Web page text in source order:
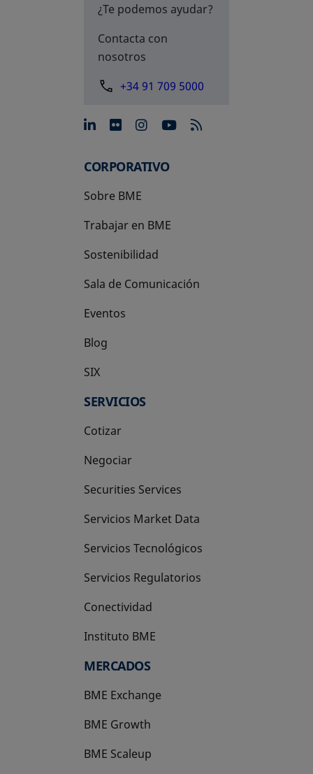
¿Te podemos ayudar?
Contacta con
nosotros
+34 91 709 5000
se abre en una pestaña
se abre en una pestaña
se abre en una
se abre en una
CORPORATIVO
Sobre BME
Trabajar en BME
Sostenibilidad
Sala de Comunicación
Eventos
Blog
SIX
se abre en una pestaña nueva
SERVICIOS
Cotizar
Negociar
Securities Services
Servicios Market Data
Servicios Tecnológicos
Servicios Regulatorios
Conectividad
Instituto BME
se abre en una pestaña nueva
MERCADOS
BME Exchange
BME Growth
se abre en una pestaña nueva
BME Scaleup
se abre en una pestaña nueva